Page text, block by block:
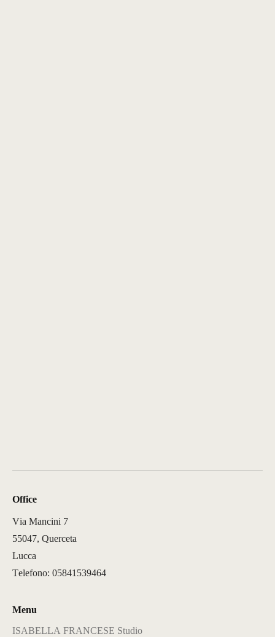
Office
Via Mancini 7
55047, Querceta
Lucca
Telefono: 05841539464
Menu
ISABELLA FRANCESE Studio